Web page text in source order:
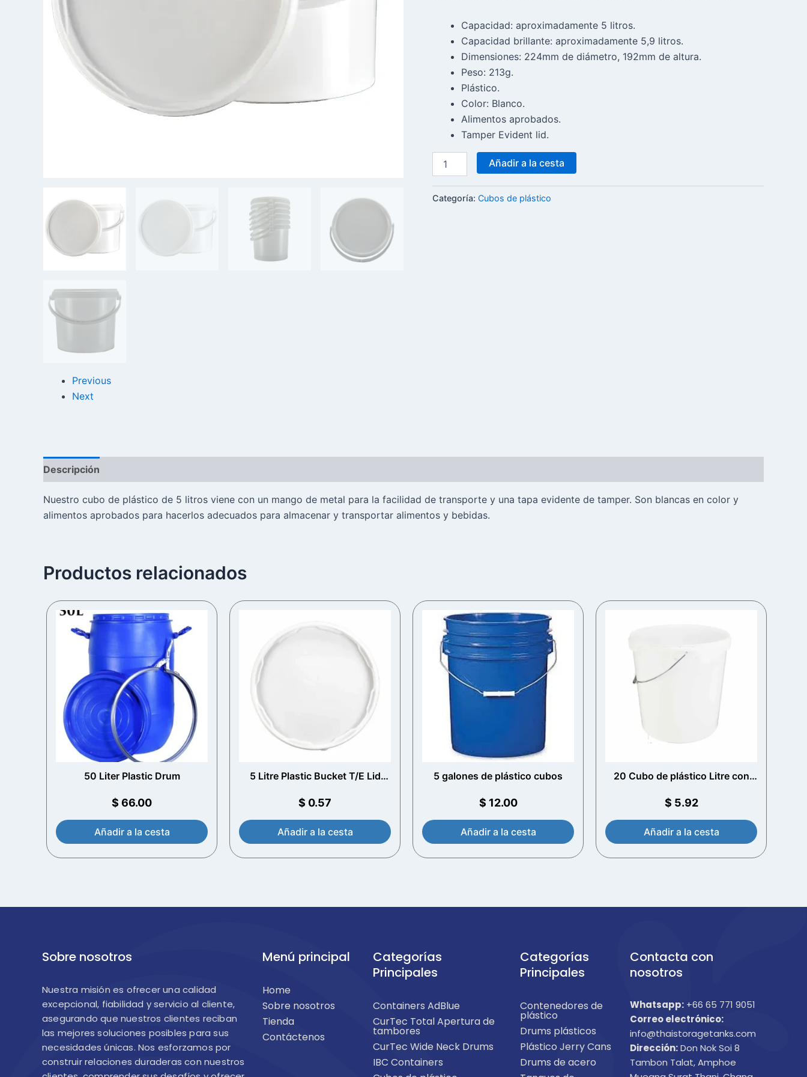
Previous
Next
Capacidad: aproximadamente 5 litros.
Capacidad brillante: aproximadamente 5,9 litros.
Dimensiones: 224mm de diámetro, 192mm de altura.
Peso: 213g.
Plástico.
Color: Blanco.
Alimentos aprobados.
Tamper Evident lid.
Añadir a la cesta
Categoría: Cubos de plástico
Descripción
Nuestro cubo de plástico de 5 litros viene con un mango de metal para la facilidad de transporte y una tapa evidente de tamper. Son blancas en color y
alimentos aprobados para hacerlos adecuados para almacenar y transportar alimentos y bebidas.
Productos relacionados
50 Liter Plastic Drum
$ 66.00
Añadir a la cesta
5 Litre Plastic Bucket T/E Lid
$ 0.57
Añadir a la cesta
5 galones de plástico cubos
$ 12.00
Añadir a la cesta
20 Cubo de plástico Litre con
$ 5.92
Añadir a la cesta
Sobre nosotros
Nuestra misión es ofrecer una calidad
excepcional, fiabilidad y servicio al cliente,
asegurando que nuestros clientes reciban
las mejores soluciones posibles para sus
necesidades únicas. Nos esforzamos por
construir relaciones duraderas con nuestros
Menú principal
Home
Sobre nosotros
Tienda
Contáctenos
Categorías
Principales
Containers AdBlue
CurTec Total Apertura de
tambores
CurTec Wide Neck Drums
IBC Containers
Categorías
Principales
Contenedores de
plástico
Drums plásticos
Plástico Jerry Cans
Drums de acero
Contacta con
nosotros
Whatsapp: +66 65 771 9051
Correo electrónico:
info@thaistoragetanks.com
Dirección:Don Nok Soi 8
Tambon Talat, Amphoe